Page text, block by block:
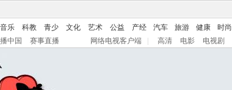
音乐 科教 青少 文化 艺术 公益 产经 汽车 旅游 健康 时尚
中国 赛事直播 网络电视客户端 高清 电影 电视剧